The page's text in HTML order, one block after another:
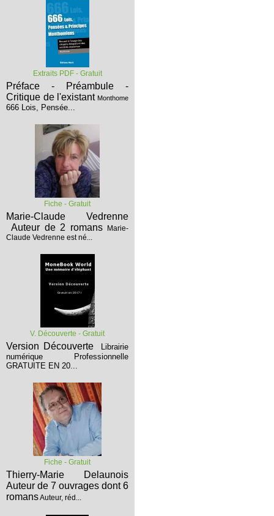
Extraits PDF - Gratuit
Préface - Préambule -
Critique de l'existant Monthome
666 Lois, Pensée...
Fiche - Gratuit
Marie-Claude Vedrenne
Auteur de 2 romans
Marie-
Claude Vedrenne est né...
V. Découverte - Gratuit
Version Découverte
Librairie
numérique Professionnelle
GRATUITE EN 20...
Fiche - Gratuit
Thierry-Marie Delaunois
Auteur de 7 ouvrages dont 6
romansAuteur, réd...